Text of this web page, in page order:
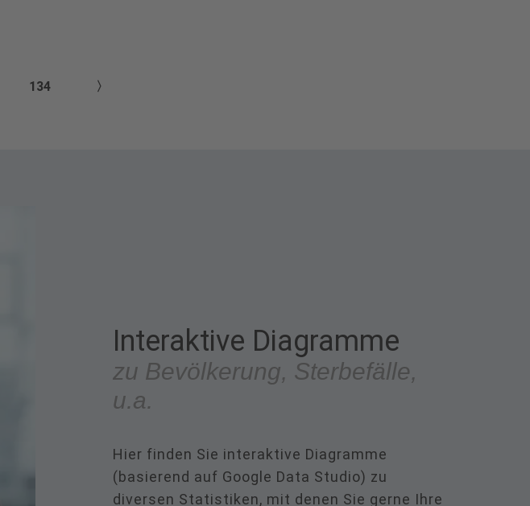
134 〉
Interaktive Diagramme
zu Bevölkerung, Sterbefälle,
u.a.
Hier finden Sie interaktive Diagramme
(basierend auf Google Data Studio) zu
diversen Statistiken, mit denen Sie gerne Ihre